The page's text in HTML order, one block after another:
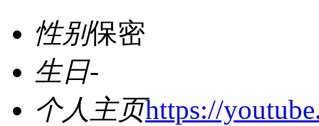
性别保密
生日-
个人主页https://